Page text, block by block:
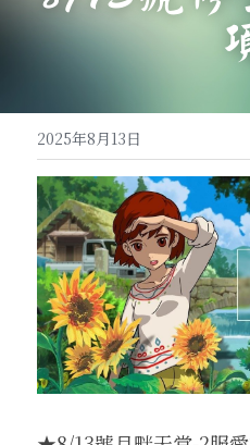
王族介紹
法師介紹
黑暗妖精介紹
月畔地圖介紹
洞穴地圖介紹
限時特殊地圖
血盟升級系統
血盟通關-屠龍副
特殊狀態月畔氣
特殊狀態城主天
換匯喵喵系統
法師召喚介紹
寵物介紹
強化系統介紹
防具附魔介紹
武器品質系統介
武防飾品祝福化
武防過安定能力
傲慢的加護石介
武器屬性強化卷
變身卡收集
變身卡合成
變身卡收藏加成
魔法娃娃收集
魔法娃娃合成
魔法娃娃收藏加
紋樣系統介紹
伊娃紋樣
沙哈紋樣
帕格里奧紋樣
收藏獎勵介紹
地圖狩獵證明收
武器防具收藏介
四龍祭司娃娃系統
四龍祭司娃娃介
料理以及特殊道具介
武器介紹
頭盔
手套
長靴
內衣
盔甲
盾牌
斗篷
飾品介紹
麥斯特耳環
項鍊
戒指
腰帶
大地女神的祝福
一般耳環
怪物符文介紹
怪物符文
等級獎勵-職業符文介
騎士符文
王子符文
妖精符文
法師符文
自動狩獵介紹
活動公告
無限大戰介紹
攻城戰
快速上手
遊戲理念與透明
遊戲基礎教學
特殊節慶型活動
開服衝等拿好禮
飄忽不定的旅人
2025中秋節活動
2025聖誕喜樂活
預先登記好禮多重送
全服日常公告事項
推文回報說明
直播回報說明
月畔遊戲規章
外掛查緝細節
違反規章懲罰名單
轉職服務
贊助說明
免責聲明
搜索
繁體中文
繁體中文
24H自動贊助
2025年8月13日